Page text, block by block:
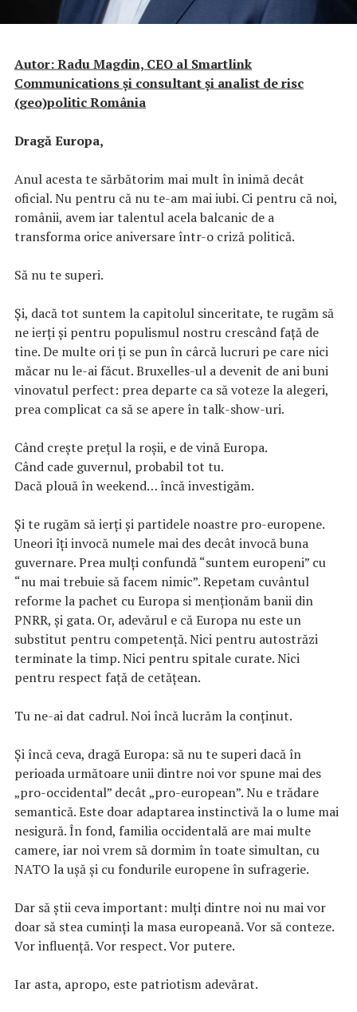
Autor: Radu Magdin, CEO al Smartlink
Communications și consultant și analist de risc
(geo)politic România
Dragă Europa,
Anul acesta te sărbătorim mai mult în inimă decât
oficial. Nu pentru că nu te-am mai iubi. Ci pentru că noi,
românii, avem iar talentul acela balcanic de a
transforma orice aniversare într-o criză politică.
Să nu te superi.
Și, dacă tot suntem la capitolul sinceritate, te rugăm să
ne ierți și pentru populismul nostru crescând față de
tine. De multe ori ți se pun în cârcă lucruri pe care nici
măcar nu le-ai făcut. Bruxelles-ul a devenit de ani buni
vinovatul perfect: prea departe ca să voteze la alegeri,
prea complicat ca să se apere în talk-show-uri.
Când crește prețul la roșii, e de vină Europa.
Când cade guvernul, probabil tot tu.
Dacă plouă în weekend… încă investigăm.
Și te rugăm să ierți și partidele noastre pro-europene.
Uneori îți invocă numele mai des decât invocă buna
guvernare. Prea mulți confundă “suntem europeni” cu
“nu mai trebuie să facem nimic”. Repetam cuvântul
reforme la pachet cu Europa si menționăm banii din
PNRR, și gata. Or, adevărul e că Europa nu este un
substitut pentru competență. Nici pentru autostrăzi
terminate la timp. Nici pentru spitale curate. Nici
pentru respect față de cetățean.
Tu ne-ai dat cadrul. Noi încă lucrăm la conținut.
Și încă ceva, dragă Europa: să nu te superi dacă în
perioada următoare unii dintre noi vor spune mai des
„pro-occidental” decât „pro-european”. Nu e trădare
semantică. Este doar adaptarea instinctivă la o lume mai
nesigură. În fond, familia occidentală are mai multe
camere, iar noi vrem să dormim în toate simultan, cu
NATO la ușă și cu fondurile europene în sufragerie.
Dar să știi ceva important: mulți dintre noi nu mai vor
doar să stea cuminți la masa europeană. Vor să conteze.
Vor influență. Vor respect. Vor putere.
Iar asta, apropo, este patriotism adevărat.